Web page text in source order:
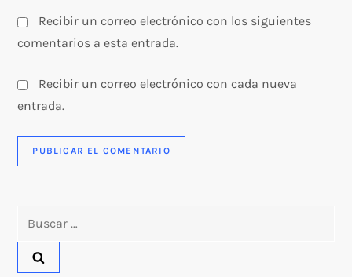
Recibir un correo electrónico con los siguientes
comentarios a esta entrada.
Recibir un correo electrónico con cada nueva
entrada.